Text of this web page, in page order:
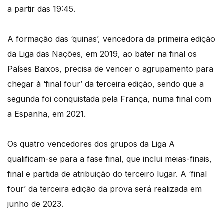
a partir das 19:45.
A formação das ‘quinas’, vencedora da primeira edição
da Liga das Nações, em 2019, ao bater na final os
Países Baixos, precisa de vencer o agrupamento para
chegar à ‘final four’ da terceira edição, sendo que a
segunda foi conquistada pela França, numa final com
a Espanha, em 2021.
Os quatro vencedores dos grupos da Liga A
qualificam-se para a fase final, que inclui meias-finais,
final e partida de atribuição do terceiro lugar. A ‘final
four’ da terceira edição da prova será realizada em
junho de 2023.